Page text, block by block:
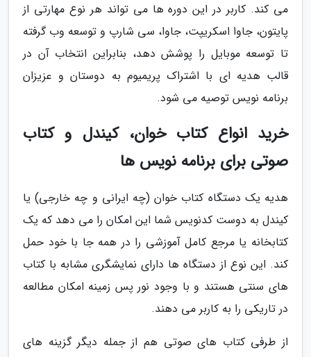
می کند. کاربر در این دوره ها می تواند هر نوع مهارتی از
پایتون، جاوا اسکریپت، جاوا، سی شارپ و توسعه وب گرفته
تا توسعه موبایل را پوشش دهد، بنابراین انتخاب آن در
قالب هدیه ای با اشتراک پریمیوم به دوستان و عزیزان
برنامه نویس توصیه می شود.
خرید انواع کتاب خوان، کیندل و کتاب
صوتی برای برنامه نویس ها
هدیه یک دستگاه کتاب خوان (چه ایرانی و چه خارجی) یا
کیندل به دوست کدنویس شما این امکان را می دهد که یک
کتابخانه یا مرجع کامل آموزشی را در همه جا با خود حمل
کند. این نوع از دستگاه ها دارای نمایشگری مشابه با کتاب
های سنتی هستند و با وجود نور پس زمینه امکان مطالعه
در تاریکی را به کاربر می دهند.
از طرفی کتاب های صوتی هم از جمله دیگر گزینه های